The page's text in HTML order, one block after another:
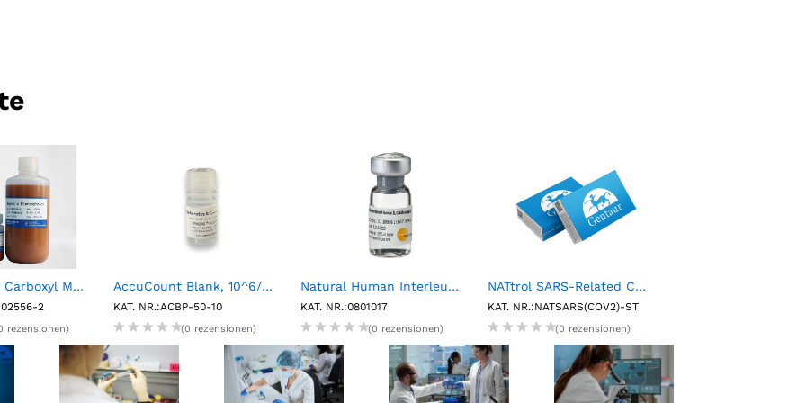
Fluorescent Carboxyl Magnetic Particles, , Nile Red, 1%w/v, 0.2-0.39µm, 2mL
02556-2
rezensionen)
AccuCount Blank, 10^6/mL, 5.0-5.9µm, 10mL
KAT. NR.:ACBP-50-10
(0 rezensionen)
Natural Human Interleukin-2 (IL-2) / (TCGF) (50 mL, 25,000 BRMP Units)
KAT. NR.:0801017
(0 rezensionen)
NATtrol SARS-Related Coronavirus 2 (SARS-CoV-2) Stock
KAT. NR.:NATSARS(COV2)-ST
(0 rezensionen)